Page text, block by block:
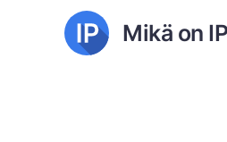
Mikä on